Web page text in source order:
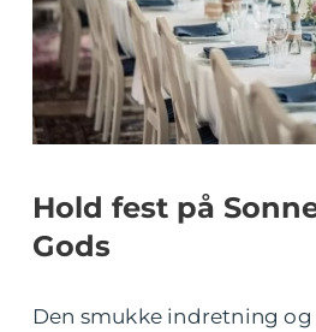
Hold fest på
Gods
Den smukke indretning